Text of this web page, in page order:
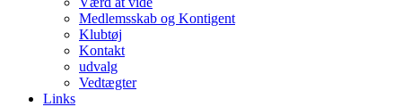
Medlemsskab og Kontigent
Klubtøj
Kontakt
udvalg
Vedtægter
Links